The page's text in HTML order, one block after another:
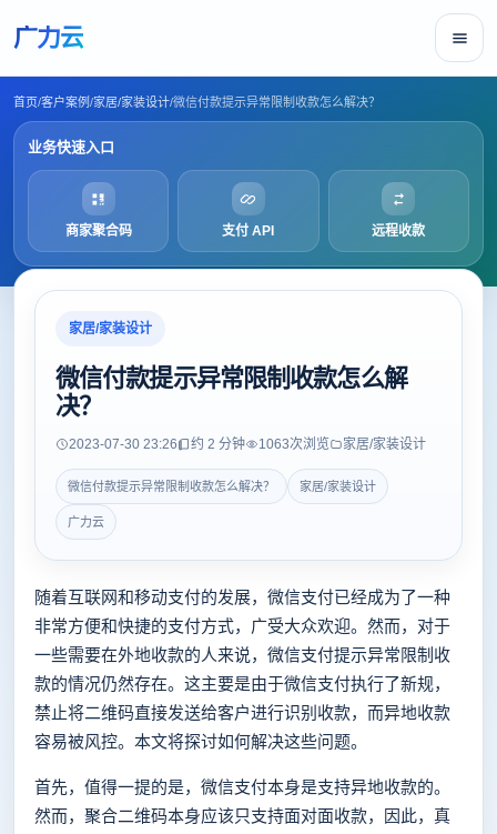
广力云
首页/客户案例/家居/家装设计/微信付款提示异常限制收款怎么解决？
业务快速入口
商家聚合码 支付 API 远程收款
家居/家装设计
微信付款提示异常限制收款怎么解
决？
2023-07-30 23:26 约 2 分钟 1063次浏览 家居/家装设计
微信付款提示异常限制收款怎么解决？ 家居/家装设计
广力云
随着互联网和移动支付的发展，微信支付已经成为了一种
非常方便和快捷的支付方式，广受大众欢迎。然而，对于
一些需要在外地收款的人来说，微信支付提示异常限制收
款的情况仍然存在。这主要是由于微信支付执行了新规，
禁止将二维码直接发送给客户进行识别收款，而异地收款
容易被风控。本文将探讨如何解决这些问题。
首先，值得一提的是，微信支付本身是支持异地收款的。
然而，聚合二维码本身应该只支持面对面收款，因此，真